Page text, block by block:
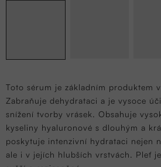
Toto sérum je základním produktem
Zabraňuje dehydrataci a je vysoce
snížení tvorby vrásek. Obsahuje
kyseliny hyaluronové s dlouhým a
poskytuje intenzivní hydrataci nejen
ale i v jejích hlubších vrstvách. Pleť